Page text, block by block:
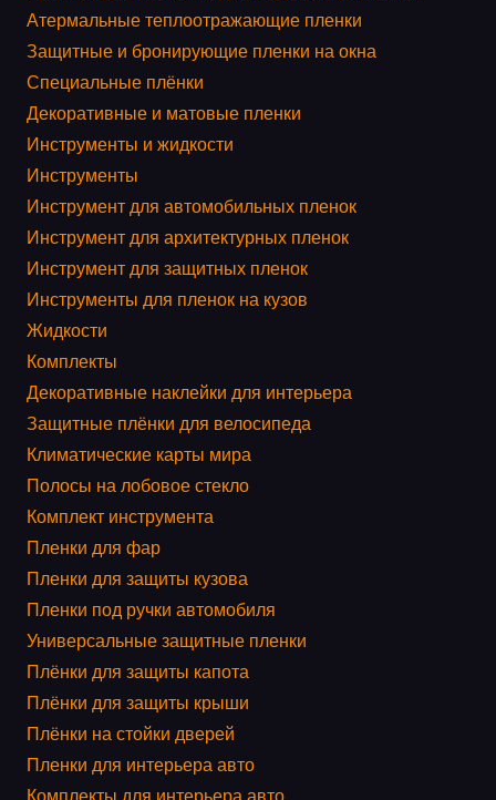
Атермальные теплоотражающие пленки
Защитные и бронирующие пленки на окна
Специальные плёнки
Декоративные и матовые пленки
Инструменты и жидкости
Инструменты
Инструмент для автомобильных пленок
Инструмент для архитектурных пленок
Инструмент для защитных пленок
Инструменты для пленок на кузов
Жидкости
Комплекты
Декоративные наклейки для интерьера
Защитные плёнки для велосипеда
Климатические карты мира
Полосы на лобовое стекло
Комплект инструмента
Пленки для фар
Пленки для защиты кузова
Пленки под ручки автомобиля
Универсальные защитные пленки
Плёнки для защиты капота
Плёнки для защиты крыши
Плёнки на стойки дверей
Пленки для интерьера авто
Комплекты для интерьера авто